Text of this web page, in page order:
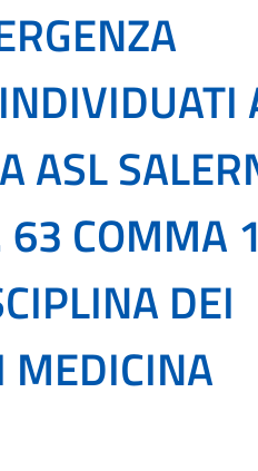
ASL
63 COMMA
DEI
MEDICINA